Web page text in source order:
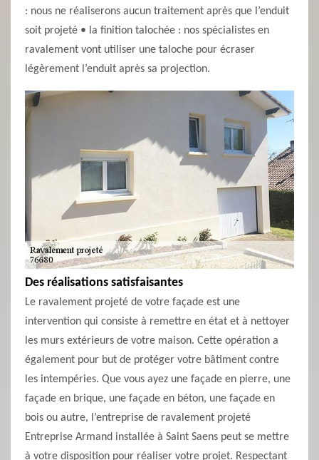
: nous ne réaliserons aucun traitement après que l’enduit
soit projeté • la finition talochée : nos spécialistes en
ravalement vont utiliser une taloche pour écraser
légèrement l’enduit après sa projection.
Des réalisations satisfaisantes
Le ravalement projeté de votre façade est une
intervention qui consiste à remettre en état et à nettoyer
les murs extérieurs de votre maison. Cette opération a
également pour but de protéger votre bâtiment contre
les intempéries. Que vous ayez une façade en pierre, une
façade en brique, une façade en béton, une façade en
bois ou autre, l’entreprise de ravalement projeté
Entreprise Armand installée à Saint Saens peut se mettre
à votre disposition pour réaliser votre projet. Respectant